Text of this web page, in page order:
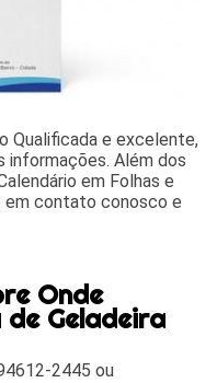
Qualificada e excelente,
Além dos
em Folhas e
em contato conosco e
Onde
Geladeira
2445 ou